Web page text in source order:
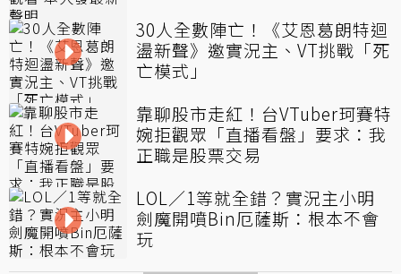
30人全數陣亡！《艾恩葛朗特迴
盪新聲》邀實況主、VT挑戰「死
亡模式」
靠聊股市走紅！台VTuber珂賽特
婉拒觀眾「直播看盤」要求：我
正職是股票交易
LOL／1等就全錯？實況主小明
劍魔開噴Bin厄薩斯：根本不會
玩